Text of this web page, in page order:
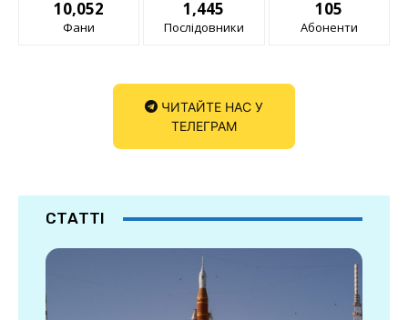
10,052
Фани
1,445
Послідовники
105
Абоненти
ЧИТАЙТЕ НАС У
ТЕЛЕГРАМ
СТАТТІ